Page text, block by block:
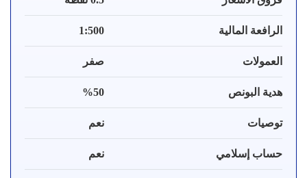
1:500 الرافعة المالية
صفر العمولات
%50 هدية البونص
نعم توصيات
نعم حساب إسلامي